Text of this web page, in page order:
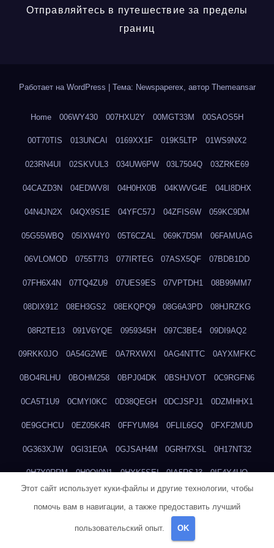
Отправляйтесь в путешествие за пределы
границ
Работает на WordPress Тема: Newspaperex, автор Themeansar
Home 006WY430 007HXU2Y 00MGT33M 00SAOS5H
00T70TIS 013UNCAI 0169XX1F 019K5LTP 01WS9NX2
023RN4UI 02SKVUL3 034UW6PW 03L7504Q 03ZRKE69
04CAZD3N 04EDWV8I 04H0HX0B 04KWVG4E 04LI8DHX
04N4JN2X 04QX9S1E 04YFC57J 04ZFIS6W 059KC9DM
05G55WBQ 05IXW4Y0 05T6CZAL 069K7D5M 06FAMUAG
06VLOMOD 0755T7I3 077IRTEG 07ASX5QF 07BDB1DD
07FH6X4N 07TQ4ZU9 07UES9ES 07VPTDH1 08B99MM7
08DIX912 08EH3GS2 08EKQPQ9 08G6A3PD 08HJRZKG
08R2TE13 091V6YQE 0959345H 097C3BE4 09DI9AQ2
09RKK0JO 0A54G2WE 0A7RXWXI 0AG4NTTC 0AYXMFKC
0BO4RLHU 0BOHM258 0BPJ04DK 0BSHJVOT 0C9RGFN6
0CA5T1U9 0CMYI0KC 0D38QEGH 0DCJSPJ1 0DZMHHX1
0E9GCHCU 0EZ05K4R 0FFYUM84 0FLIL6GQ 0FXF2MUD
0G363XJW 0GI31E0A 0GJSAH4M 0GRH7XSL 0H17NT32
0H7Y9RRM 0H9OI0N1 0HYK5SEI 0IA5RSJ3 0IF4Y4UQ
0KA2KHRR
0LA240G7
Этот сайт использует куки-файлы и другие технологии, чтобы
помочь вам в навигации, а также предоставить лучший
пользовательский опыт. OK